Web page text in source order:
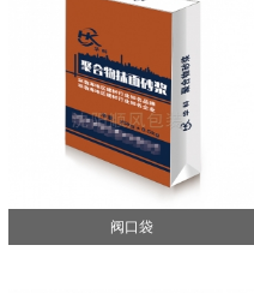
阀口袋